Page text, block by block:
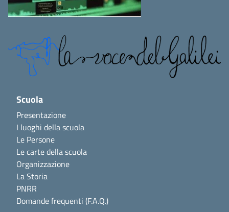
Scuola
Presentazione
I luoghi della scuola
Le Persone
Le carte della scuola
Organizzazione
La Storia
PNRR
Domande frequenti (F.A.Q.)